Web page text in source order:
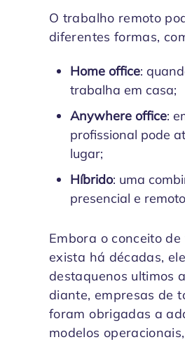
O trabalho remoto
diferentes formas,
Home office:
trabalha em casa;
Anywhere office:
profissional pode
lugar;
Híbrido: uma
presencial e
Embora o conceito
exista há décadas,
destaquenos ultimos
diante, empresas de
foram obrigadas a
modelos